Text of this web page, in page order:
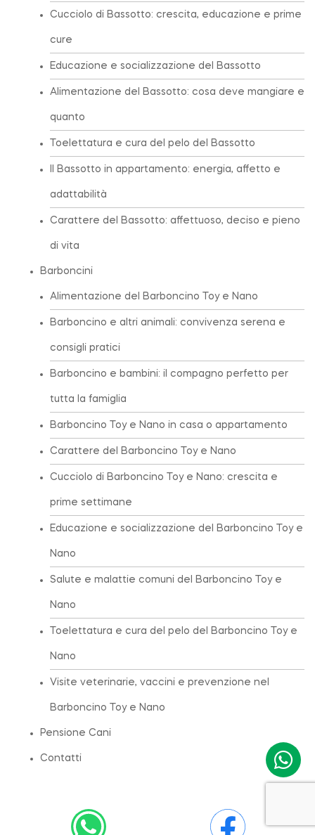
Cucciolo di Bassotto: crescita, educazione e prime
cure
Educazione e socializzazione del Bassotto
Alimentazione del Bassotto: cosa deve mangiare e
quanto
Toelettatura e cura del pelo del Bassotto
Il Bassotto in appartamento: energia, affetto e
adattabilità
Carattere del Bassotto: affettuoso, deciso e pieno
di vita
Barboncini
Alimentazione del Barboncino Toy e Nano
Barboncino e altri animali: convivenza serena e
consigli pratici
Barboncino e bambini: il compagno perfetto per
tutta la famiglia
Barboncino Toy e Nano in casa o appartamento
Carattere del Barboncino Toy e Nano
Cucciolo di Barboncino Toy e Nano: crescita e
prime settimane
Educazione e socializzazione del Barboncino Toy e
Nano
Salute e malattie comuni del Barboncino Toy e
Nano
Toelettatura e cura del pelo del Barboncino Toy e
Nano
Visite veterinarie, vaccini e prevenzione nel
Barboncino Toy e Nano
Pensione Cani
Contatti